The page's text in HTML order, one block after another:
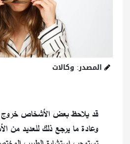
المصدر: وكالات
قد يلاحظ بعض الأشخاص خروج
وعادة ما يرجع ذلك للعديد من